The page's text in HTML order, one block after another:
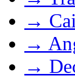
→
→
→